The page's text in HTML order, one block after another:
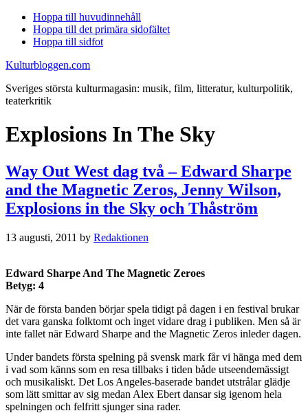
Hoppa till huvudinnehåll
Hoppa till det primära sidofältet
Hoppa till sidfot
Kulturbloggen.com
Sveriges största kulturmagasin: musik, film, litteratur, kulturpolitik,
teaterkritik
Explosions In The Sky
Way Out West dag två – Edward Sharpe
and the Magnetic Zeros, Jenny Wilson,
Explosions in the Sky och Thåström
13 augusti, 2011 by Redaktionen
Edward Sharpe And The Magnetic Zeroes
Betyg: 4
När de första banden börjar spela tidigt på dagen i en festival brukar
det vara ganska folktomt och inget vidare drag i publiken. Men så är
inte fallet när Edward Sharpe and the Magnetic Zeros inleder dagen.
Under bandets första spelning på svensk mark får vi hänga med dem
i vad som känns som en resa tillbaks i tiden både utseendemässigt
och musikaliskt. Det Los Angeles-baserade bandet utstrålar glädje
som lätt smittar av sig medan Alex Ebert dansar sig igenom hela
spelningen och felfritt sjunger sina rader.